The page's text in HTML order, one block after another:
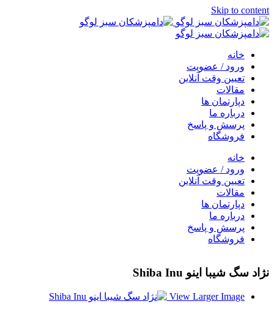
Skip to content
خانه
ورود / عضویت
تعیین وقت آنلاین
مقالات
دپارتمان ها
درباره ما
پرسش و پاسخ
فروشگاه
خانه
ورود / عضویت
تعیین وقت آنلاین
مقالات
دپارتمان ها
درباره ما
پرسش و پاسخ
فروشگاه
نژاد سگ شیبا اینو Shiba Inu
View Larger Image